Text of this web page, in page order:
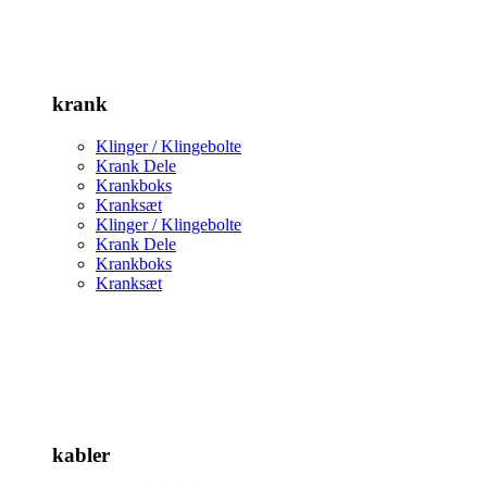
krank
Klinger / Klingebolte
Krank Dele
Krankboks
Kranksæt
Klinger / Klingebolte
Krank Dele
Krankboks
Kranksæt
kabler